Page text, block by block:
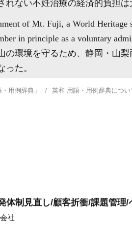
れない不妊治療の経済的負担
of Mt. Fuji, a World Heritage
in principle as a voluntary
の環境を守るため、静岡・山
った。
用例辞典」 英和 用語・用例辞典につ
体制見直し/顧客折衝/課題管理
社